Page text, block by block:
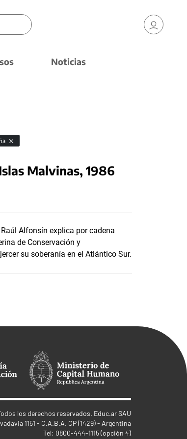
Noticias
Malvinas, 1986
Alfonsín explica por cadena
de Conservación y
su soberanía en el Atlántico Sur.
los derechos reservados. Educ.ar SAU
1151 - C.A.B.A. CP (1429) - Argentina
Tel: 0800-444-1115 (opción 4)